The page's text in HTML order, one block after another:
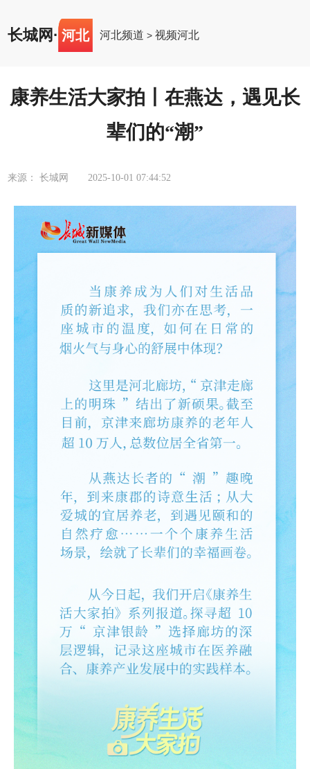
长城网 · 河北 河北频道 >视频河北
康养生活大家拍丨在燕达，遇见长
辈们的“潮”
来源： 长城网 2025-10-01 07:44:52